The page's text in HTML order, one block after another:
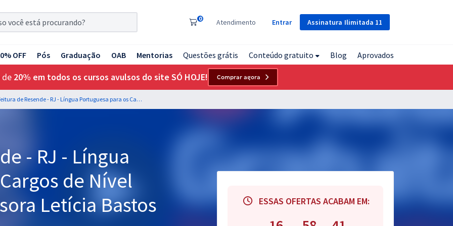
Assinatura Ilimitada 11
0 Atendimento Entrar
OFF Pós Graduação OAB Mentorias Questões grátis Conteúdo gratuito Blog Aprovados
de 20% em todos os cursos avulsos do site SÓ HOJE! Comprar agora
Prefeitura de Resende - RJ - Língua Portuguesa para os Cargos de Nível Médio com a Professora Letícia Bastos
- RJ - Língua
de Nível
Letícia Bastos
ESSAS OFERTAS ACABAM EM: